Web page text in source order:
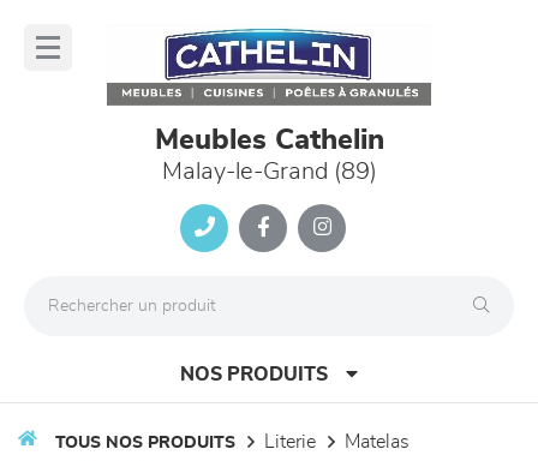
Meubles Cathelin
Malay-le-Grand (89)
NOS PRODUITS
TOUS NOS PRODUITS literie
matelas